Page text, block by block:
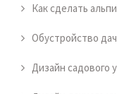
Как сделать
Обустройство
Дизайн садового